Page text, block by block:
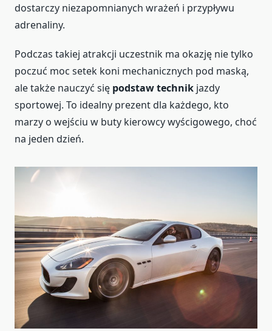
dostarczy niezapomnianych wrażeń i przypływu
adrenaliny.
Podczas takiej atrakcji uczestnik ma okazję nie tylko
poczuć moc setek koni mechanicznych pod maską,
ale także nauczyć się podstaw technik jazdy
sportowej. To idealny prezent dla każdego, kto
marzy o wejściu w buty kierowcy wyścigowego, choć
na jeden dzień.